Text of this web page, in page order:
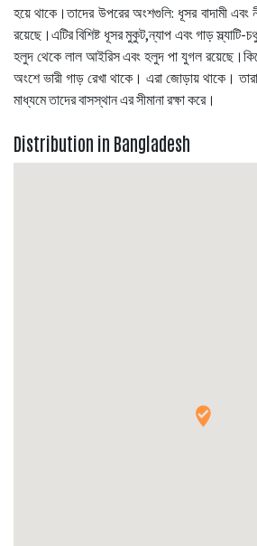
হয়ে থাকে।তাদের উপরের অংশগুলি: ধূসর বাদামী এবং
রয়েছে।এটির বিশিষ্ট ধূসর মুকুট,ন্যাপ এবং গাড় স্ল্যাটি-
হলুদ থেকে লাল আইরিস এবং হলুদ পা যুগল
অংশে ভারী গাড় রেখা থাকে। এরা জোড়ায় থাকে।
মাধ্যমে তাদের বাসস্থান এর সীমানা রক্ষা করে।
Distribution in Bangladesh